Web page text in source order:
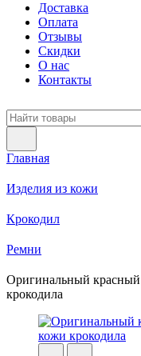
Доставка
Оплата
Отзывы
Скидки
О нас
Контакты
Главная
Изделия из кожи
Крокодил
Ремни
Оригинальный красный
крокодила